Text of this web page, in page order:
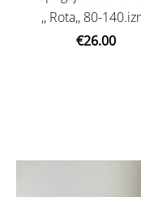
,, Rota,, 80-
€26.00